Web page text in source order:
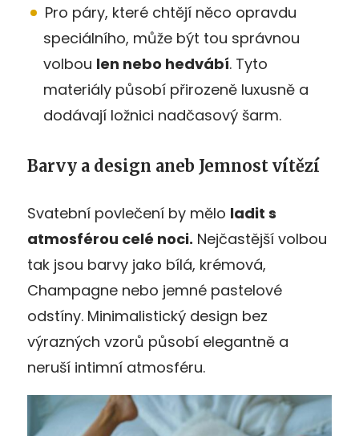
Pro páry, které chtějí něco opravdu
speciálního, může být tou správnou
volbou len nebo hedvábí. Tyto
materiály působí přirozeně luxusně a
dodávají ložnici nadčasový šarm.
Barvy a design aneb Jemnost vítězí
Svatební povlečení by mělo ladit s
atmosférou celé noci. Nejčastější volbou
tak jsou barvy jako bílá, krémová,
Champagne nebo jemné pastelové
odstíny. Minimalistický design bez
výrazných vzorů působí elegantně a
neruší intimní atmosféru.